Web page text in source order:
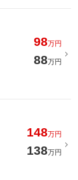
98万円
88万円
148万円
138万円